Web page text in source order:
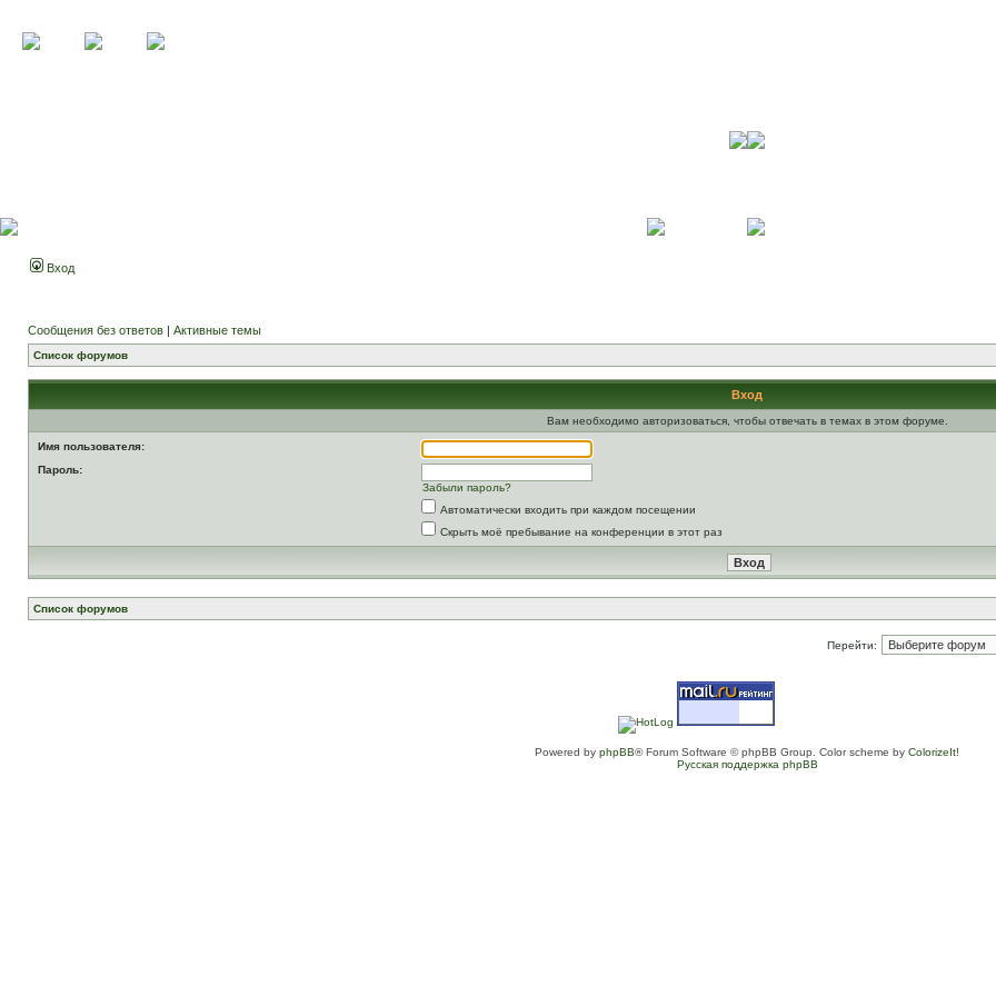
Вход
Сообщения без ответов | Активные темы
Список форумов
Вход
Вам необходимо авторизоваться, чтобы отвечать в темах в этом форуме.
Имя пользователя:
Пароль:
Забыли пароль?
Автоматически входить при каждом посещении
Скрыть моё пребывание на конференции в этот раз
Список форумов
Перейти:
Powered by phpBB® Forum Software © phpBB Group. Color scheme by ColorizeIt!
Русская поддержка phpBB